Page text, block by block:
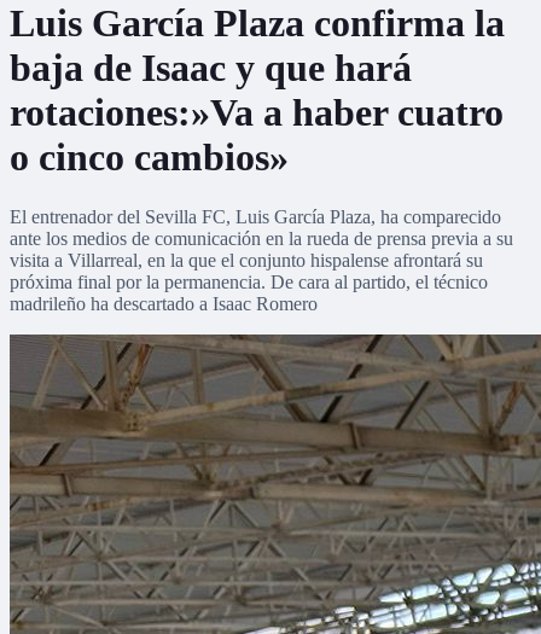
Luis García Plaza confirma la
baja de Isaac y que hará
rotaciones:»Va a haber cuatro
o cinco cambios»
El entrenador del Sevilla FC, Luis García Plaza, ha comparecido
ante los medios de comunicación en la rueda de prensa previa a su
visita a Villarreal, en la que el conjunto hispalense afrontará su
próxima final por la permanencia. De cara al partido, el técnico
madrileño ha descartado a Isaac Romero